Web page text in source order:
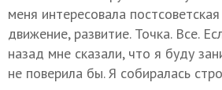
меня интересовала
движение, развитие. Точка. Все.
назад мне сказали, что я буду
не поверила бы. Я собиралась